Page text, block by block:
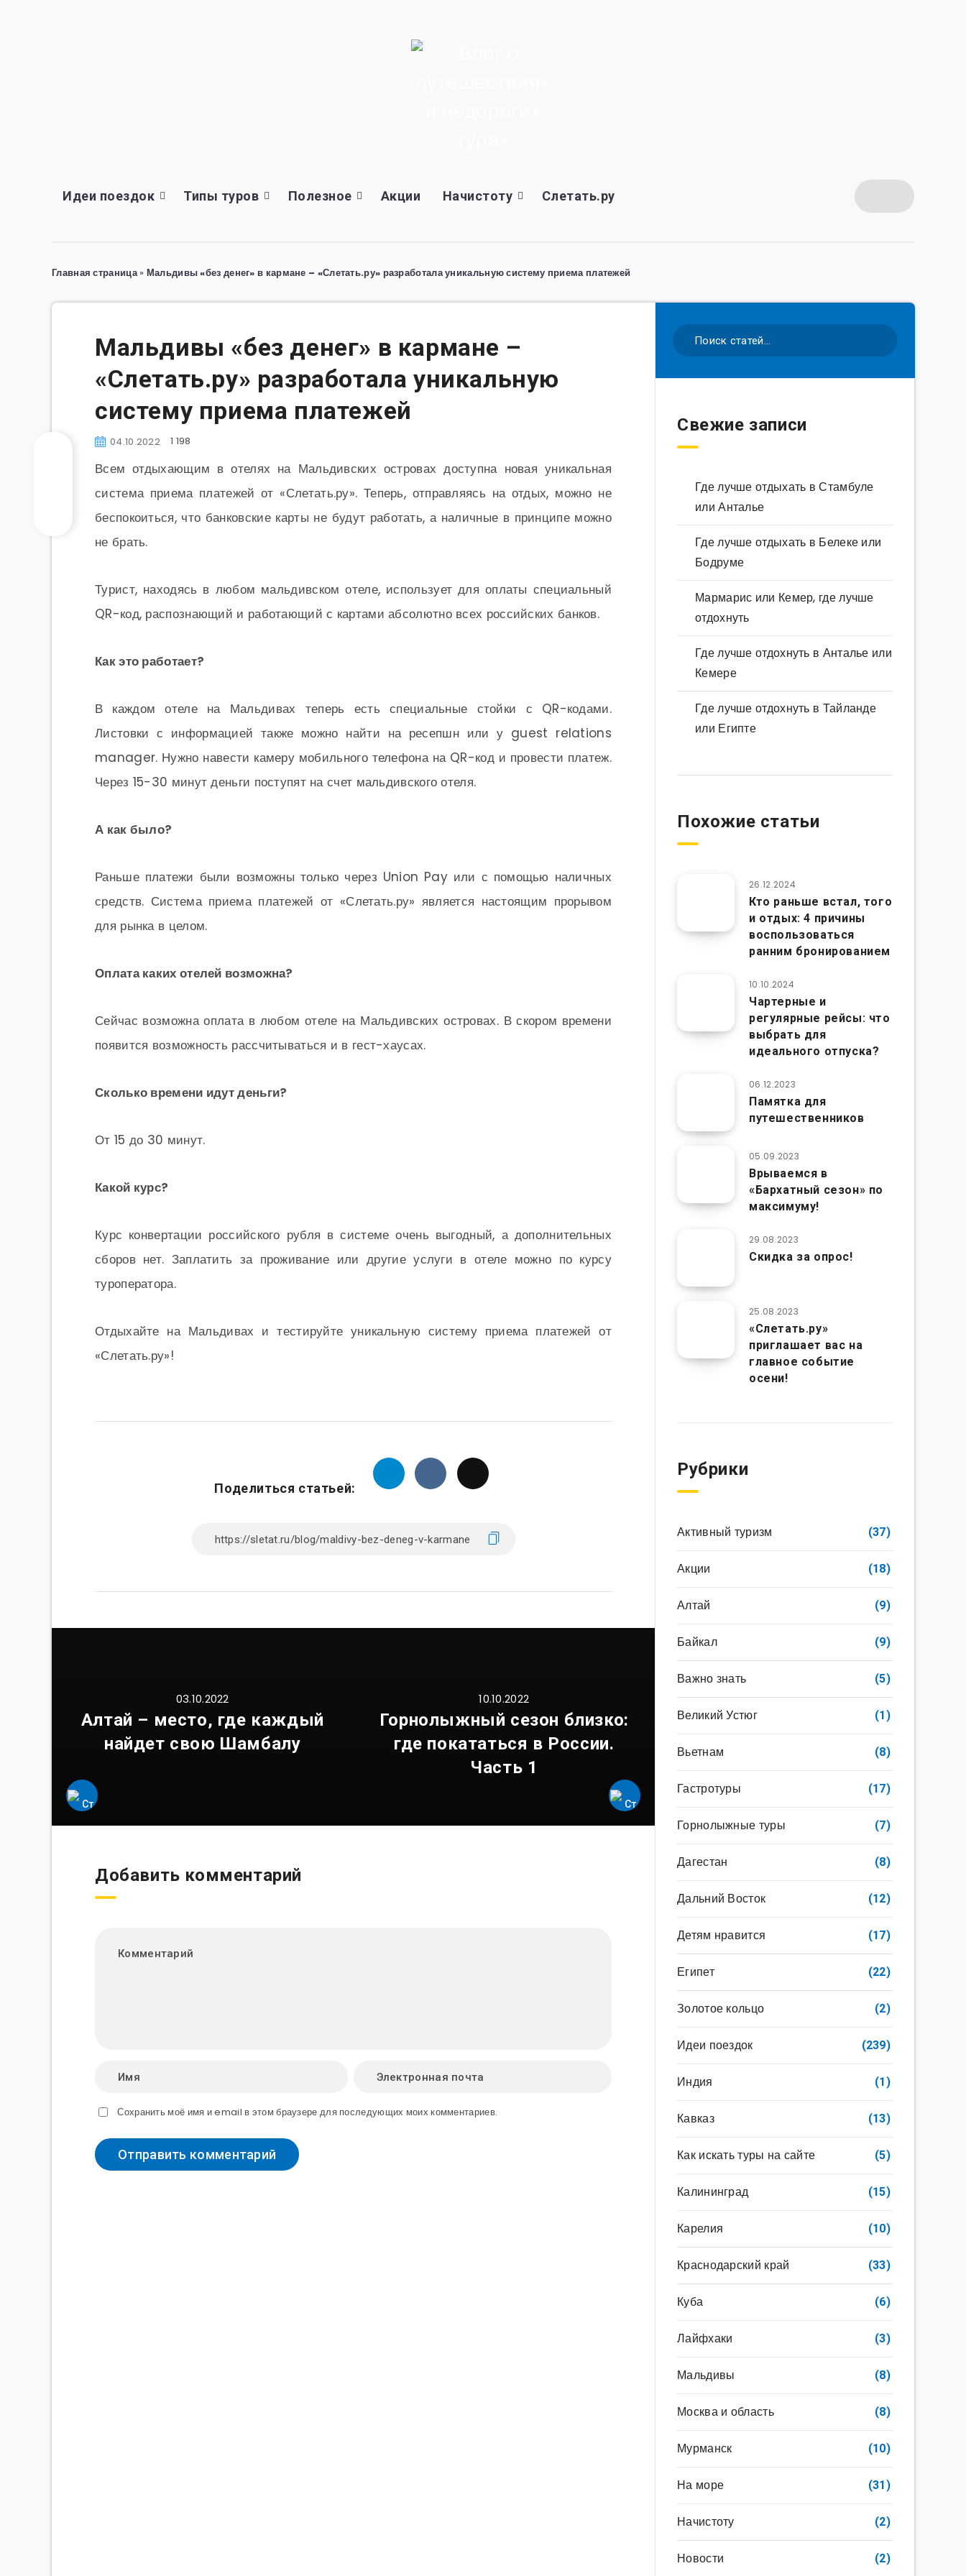
Идеи поездок Типы туров Полезное Акции Начистоту Слетать.ру
Главная страница» Мальдивы «без денег» в кармане – «Слетать.ру» разработала уникальную систему приема платежей
Мальдивы «без денег» в кармане –
«Слетать.ру» разработала уникальную
систему приема платежей
04.10.2022 1 198
Всем отдыхающим в отелях на Мальдивских островах доступна новая уникальная
система приема платежей от «Слетать.ру». Теперь, отправляясь на отдых, можно не
беспокоиться, что банковские карты не будут работать, а наличные в принципе можно
не брать.
Турист, находясь в любом мальдивском отеле, использует для оплаты специальный
QR-код, распознающий и работающий с картами абсолютно всех российских банков.
Как это работает?
В каждом отеле на Мальдивах теперь есть специальные стойки с QR-кодами.
Листовки с информацией также можно найти на ресепшн или у guest relations
manager. Нужно навести камеру мобильного телефона на QR-код и провести платеж.
Через 15-30 минут деньги поступят на счет мальдивского отеля.
А как было?
Раньше платежи были возможны только через Union Pay или с помощью наличных
средств. Система приема платежей от «Слетать.ру» является настоящим прорывом
для рынка в целом.
Оплата каких отелей возможна?
Сейчас возможна оплата в любом отеле на Мальдивских островах. В скором времени
появится возможность рассчитываться и в гест-хаусах.
Сколько времени идут деньги?
От 15 до 30 минут.
Какой курс?
Курс конвертации российского рубля в системе очень выгодный, а дополнительных
сборов нет. Заплатить за проживание или другие услуги в отеле можно по курсу
туроператора.
Отдыхайте на Мальдивах и тестируйте уникальную систему приема платежей от
«Слетать.ру»!
Поделиться статьей:
03.10.2022
Алтай – место, где каждый
найдет свою Шамбалу
10.10.2022
Горнолыжный сезон близко:
где покататься в России.
Часть 1
Добавить комментарий
Сохранить моё имя и email в этом браузере для последующих моих комментариев.
Свежие записи
Где лучше отдыхать в Стамбуле
или Анталье
Где лучше отдыхать в Белеке или
Бодруме
Мармарис или Кемер, где лучше
отдохнуть
Где лучше отдохнуть в Анталье или
Кемере
Где лучше отдохнуть в Тайланде
или Египте
Похожие статьи
26.12.2024
Кто раньше встал, того
и отдых: 4 причины
воспользоваться
ранним бронированием
10.10.2024
Чартерные и
регулярные рейсы: что
выбрать для
идеального отпуска?
06.12.2023
Памятка для
путешественников
05.09.2023
Врываемся в
«Бархатный сезон» по
максимуму!
29.08.2023
Скидка за опрос!
25.08.2023
«Слетать.ру»
приглашает вас на
главное событие
осени!
Рубрики
Активный туризм (37)
Акции (18)
Алтай (9)
Байкал (9)
Важно знать (5)
Великий Устюг (1)
Вьетнам (8)
Гастротуры (17)
Горнолыжные туры (7)
Дагестан (8)
Дальний Восток (12)
Детям нравится (17)
Египет (22)
Золотое кольцо (2)
Идеи поездок (239)
Индия (1)
Кавказ (13)
Как искать туры на сайте (5)
Калининград (15)
Карелия (10)
Краснодарский край (33)
Куба (6)
Лайфхаки (3)
Мальдивы (8)
Москва и область (8)
Мурманск (10)
На море (31)
Начистоту (2)
Новости (2)